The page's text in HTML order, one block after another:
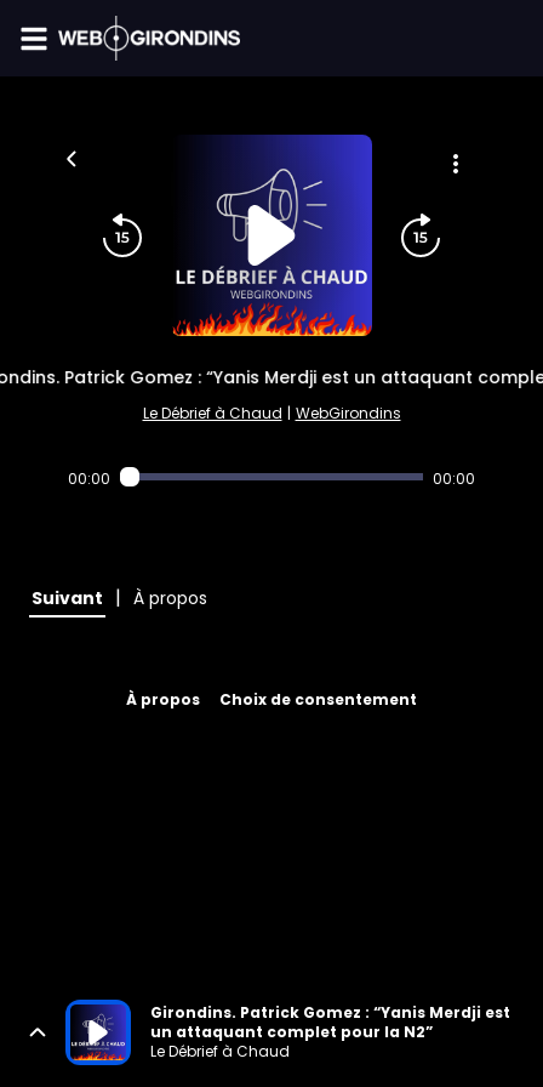
Patrick Gomez : “Yanis Merdji est un attaquant
Le Débrief à Chaud | WebGirondins
00:00 00:00
Suivant | À propos
À propos Choix de consentement
Girondins. Patrick Gomez : “Yanis Merdji est
un attaquant complet pour la N2”
Le Débrief à Chaud